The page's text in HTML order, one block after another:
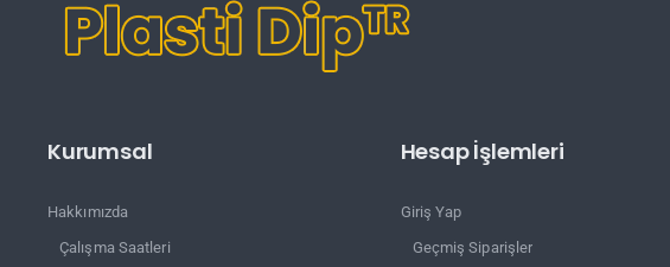
Kurumsal
Hakkımızda
Çalışma Saatleri
Hesap İşlemleri
Giriş Yap
Geçmiş Siparişler